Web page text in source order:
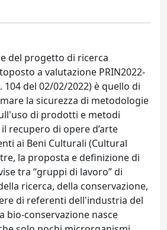
del progetto di ricerca
a valutazione PRIN2022-
104 del 02/02/2022) è quello di
la sicurezza di metodologie
di prodotti e metodi
recupero di opere d’arte
ai Beni Culturali (Cultural
la proposta e definizione di
tra “gruppi di lavoro” di
ricerca, della conservazione,
di referenti dell'industria del
bio-conservazione nasce